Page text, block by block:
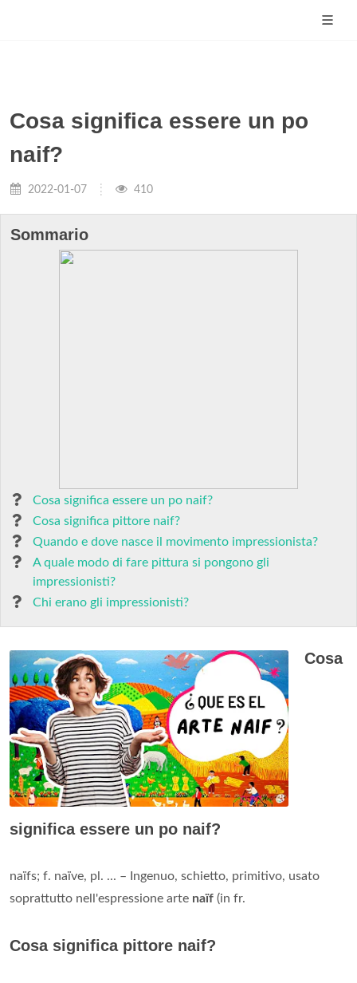
Cosa significa essere un po
naif?
2022-01-07 410
Sommario
Cosa significa essere un po naif?
Cosa significa pittore naif?
Quando e dove nasce il movimento impressionista?
A quale modo di fare pittura si pongono gli
impressionisti?
Chi erano gli impressionisti?
Cosa
significa essere un po naif?
naïfs; f. naïve, pl. ... – Ingenuo, schietto, primitivo, usato
soprattutto nell'espressione arte naïf (in fr.
Cosa significa pittore naif?